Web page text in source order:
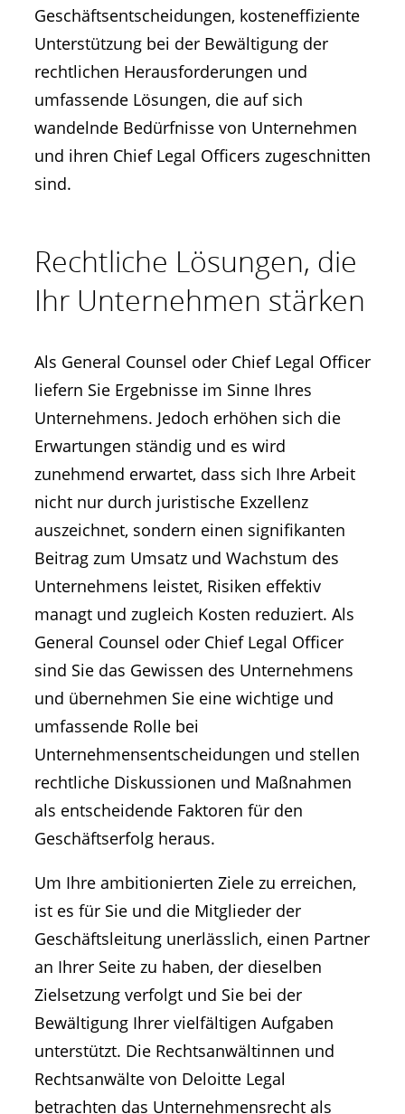
Geschäftsentscheidungen, kosteneffiziente
Unterstützung bei der Bewältigung der
rechtlichen Herausforderungen und
umfassende Lösungen, die auf sich
wandelnde Bedürfnisse von Unternehmen
und ihren Chief Legal Officers zugeschnitten
sind.
Rechtliche Lösungen, die
Ihr Unternehmen stärken
Als General Counsel oder Chief Legal Officer
liefern Sie Ergebnisse im Sinne Ihres
Unternehmens. Jedoch erhöhen sich die
Erwartungen ständig und es wird
zunehmend erwartet, dass sich Ihre Arbeit
nicht nur durch juristische Exzellenz
auszeichnet, sondern einen signifikanten
Beitrag zum Umsatz und Wachstum des
Unternehmens leistet, Risiken effektiv
managt und zugleich Kosten reduziert. Als
General Counsel oder Chief Legal Officer
sind Sie das Gewissen des Unternehmens
und übernehmen Sie eine wichtige und
umfassende Rolle bei
Unternehmensentscheidungen und stellen
rechtliche Diskussionen und Maßnahmen
als entscheidende Faktoren für den
Geschäftserfolg heraus.
Um Ihre ambitionierten Ziele zu erreichen,
ist es für Sie und die Mitglieder der
Geschäftsleitung unerlässlich, einen Partner
an Ihrer Seite zu haben, der dieselben
Zielsetzung verfolgt und Sie bei der
Bewältigung Ihrer vielfältigen Aufgaben
unterstützt. Die Rechtsanwältinnen und
Rechtsanwälte von Deloitte Legal
betrachten das Unternehmensrecht als